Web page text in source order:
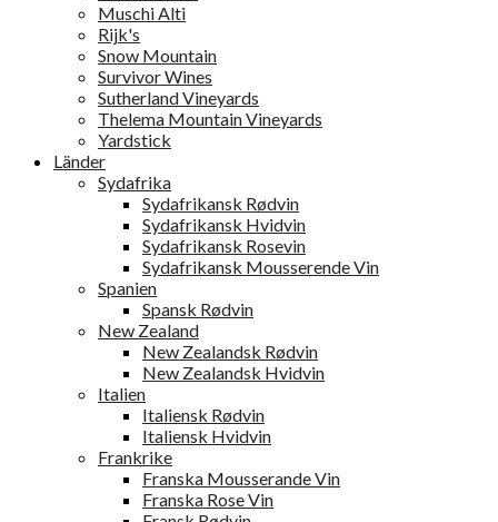
Muschi Alti
Rijk's
Snow Mountain
Survivor Wines
Sutherland Vineyards
Thelema Mountain Vineyards
Yardstick
Länder
Sydafrika
Sydafrikansk Rødvin
Sydafrikansk Hvidvin
Sydafrikansk Rosevin
Sydafrikansk Mousserende Vin
Spanien
Spansk Rødvin
New Zealand
New Zealandsk Rødvin
New Zealandsk Hvidvin
Italien
Italiensk Rødvin
Italiensk Hvidvin
Frankrike
Franska Mousserande Vin
Franska Rose Vin